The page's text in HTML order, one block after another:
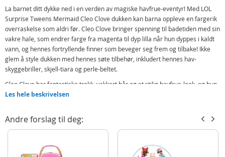
La barnet ditt dykke ned i en verden av magiske havfrue-eventyr! Med LOL
Surprise Tweens Mermaid Cleo Clove dukken kan barna oppleve en fargerik
overraskelse som aldri før. Cleo Clove bringer spenning til badetiden med sin
vakre hale, som endrer farge fra magenta til dyp lilla når hun dyppes i kaldt
vann, og hennes fortryllende finner som beveger seg frem og tilbake! Ikke
glem å style dukken med hennes søte tilbehør, inkludert hennes hav-
skyggebriller, skjell-tiara og perle-beltet.
Cleo Clove har fantastiske trekk, vakkert hår og et stilig havfrue-look, og hun
er artikulert, så hun kan sitte og stå stabilt på halen for mange morsomme
Lola Waves, Lana Marine og Serena Finn (andre dukker selges separat) - for
et komplett sett med uendelig havfruelek.
Inneholder:
Les hele beskrivelsen
Andre forslag til deg: